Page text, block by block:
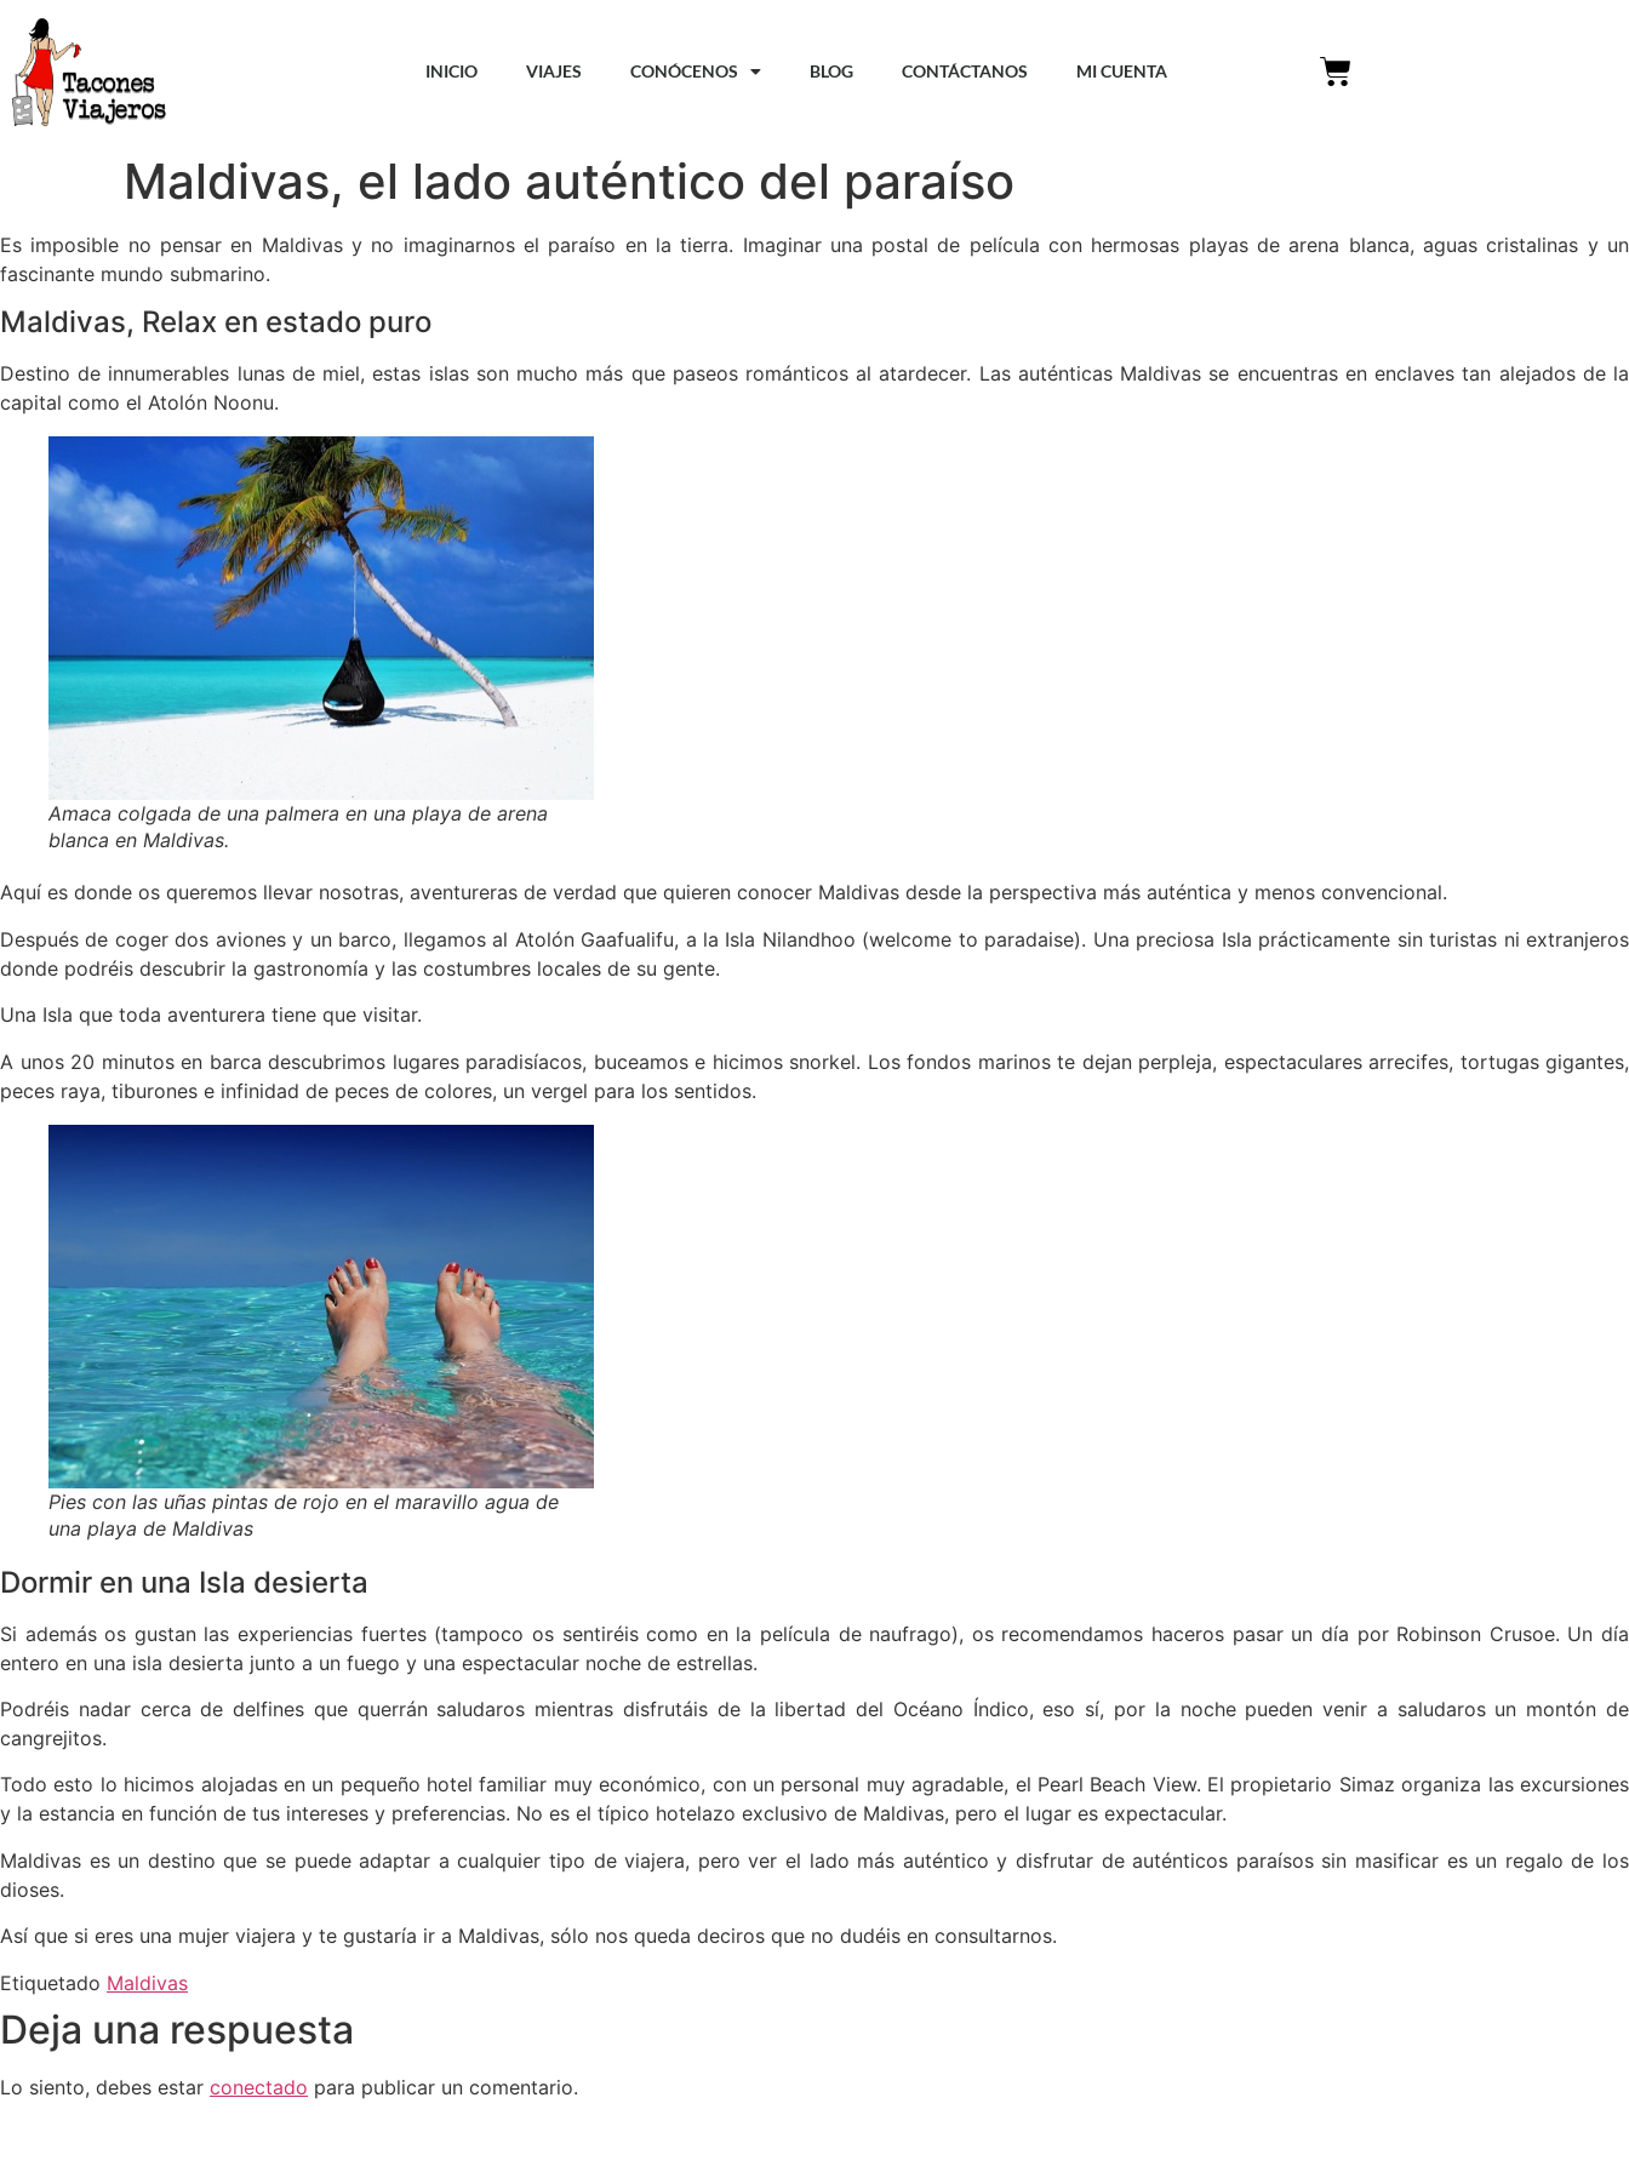
INICIO VIAJES CONÓCENOS BLOG CONTÁCTANOS MI CUENTA
Maldivas, el lado auténtico del paraíso
Es imposible no pensar en Maldivas y no imaginarnos el paraíso en la tierra. Imaginar una postal de película con hermosas playas de arena blanca, aguas cristalinas y un
fascinante mundo submarino.
Maldivas, Relax en estado puro
Destino de innumerables lunas de miel, estas islas son mucho más que paseos románticos al atardecer. Las auténticas Maldivas se encuentras en enclaves tan alejados de la
capital como el Atolón Noonu.
Amaca colgada de una palmera en una playa de arena
blanca en Maldivas.
Aquí es donde os queremos llevar nosotras, aventureras de verdad que quieren conocer Maldivas desde la perspectiva más auténtica y menos convencional.
Después de coger dos aviones y un barco, llegamos al Atolón Gaafualifu, a la Isla Nilandhoo (welcome to paradaise). Una preciosa Isla prácticamente sin turistas ni extranjeros
donde podréis descubrir la gastronomía y las costumbres locales de su gente.
Una Isla que toda aventurera tiene que visitar.
A unos 20 minutos en barca descubrimos lugares paradisíacos, buceamos e hicimos snorkel. Los fondos marinos te dejan perpleja, espectaculares arrecifes, tortugas gigantes,
peces raya, tiburones e infinidad de peces de colores, un vergel para los sentidos.
Pies con las uñas pintas de rojo en el maravillo agua de
una playa de Maldivas
Dormir en una Isla desierta
Si además os gustan las experiencias fuertes (tampoco os sentiréis como en la película de naufrago), os recomendamos haceros pasar un día por Robinson Crusoe. Un día
entero en una isla desierta junto a un fuego y una espectacular noche de estrellas.
Podréis nadar cerca de delfines que querrán saludaros mientras disfrutáis de la libertad del Océano Índico, eso sí, por la noche pueden venir a saludaros un montón de
cangrejitos.
Todo esto lo hicimos alojadas en un pequeño hotel familiar muy económico, con un personal muy agradable, el Pearl Beach View. El propietario Simaz organiza las excursiones
y la estancia en función de tus intereses y preferencias. No es el típico hotelazo exclusivo de Maldivas, pero el lugar es expectacular.
Maldivas es un destino que se puede adaptar a cualquier tipo de viajera, pero ver el lado más auténtico y disfrutar de auténticos paraísos sin masificar es un regalo de los
dioses.
Así que si eres una mujer viajera y te gustaría ir a Maldivas, sólo nos queda deciros que no dudéis en consultarnos.
Etiquetado Maldivas
Deja una respuesta
Lo siento, debes estar conectado para publicar un comentario.